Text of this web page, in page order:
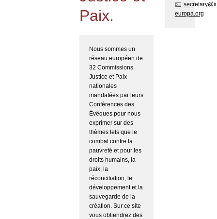
Paix.
Nous sommes un
réseau européen de
32 Commissions
Justice et Paix
nationales
mandatées par leurs
Conférences des
Évêques pour nous
exprimer sur des
thèmes tels que le
combat contre la
pauvreté et pour les
droits humains, la
paix, la
réconciliation, le
développement et la
sauvegarde de la
création. Sur ce site
vous obtiendrez des
europa.org